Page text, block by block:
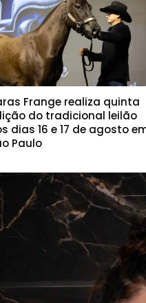
Frange realiza quinta
do tradicional leilão
dias 16 e 17 de agosto
Paulo